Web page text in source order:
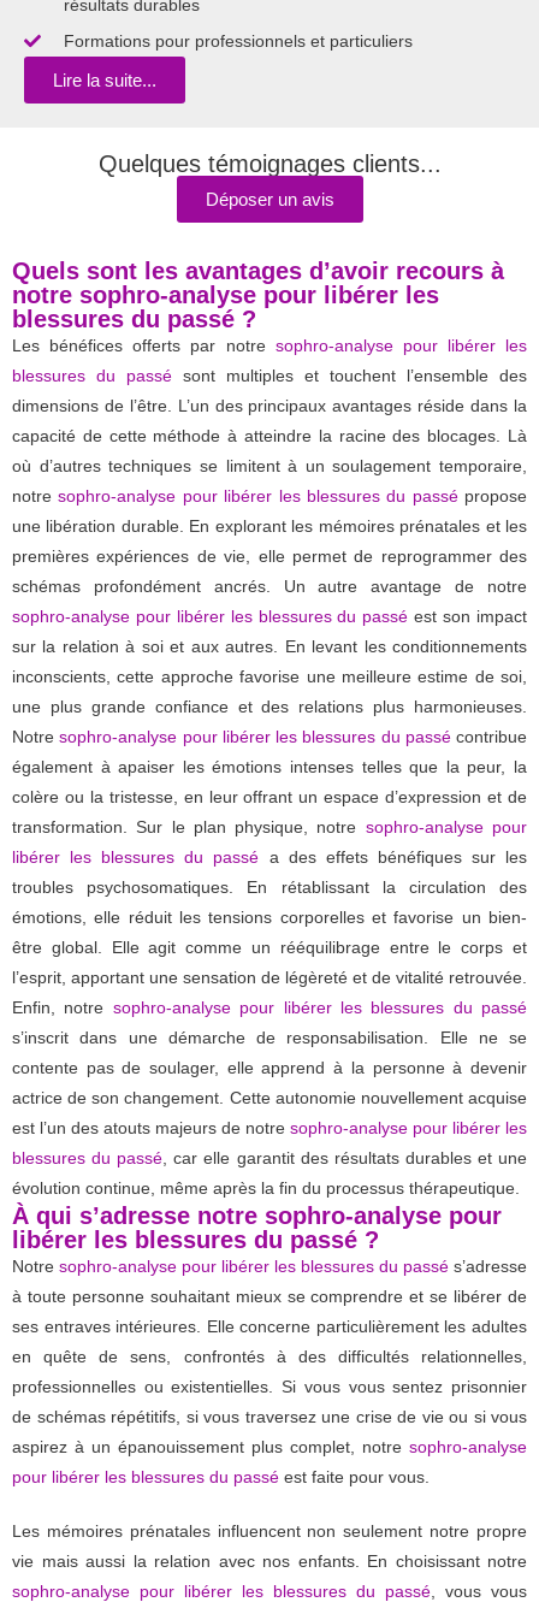
résultats durables
Formations pour professionnels et particuliers
Lire la suite...
Quelques témoignages clients...
Déposer un avis
Quels sont les avantages d’avoir recours à
notre sophro-analyse pour libérer les
blessures du passé ?
Les bénéfices offerts par notre sophro-analyse pour libérer les
blessures du passé sont multiples et touchent l’ensemble des
dimensions de l’être. L’un des principaux avantages réside dans la
capacité de cette méthode à atteindre la racine des blocages. Là
où d’autres techniques se limitent à un soulagement temporaire,
notresophro-analyse pour libérer les blessures du passépropose
une libération durable. En explorant les mémoires prénatales et les
premières expériences de vie, elle permet de reprogrammer des
schémas profondément ancrés. Un autre avantage de notre
sophro-analyse pour libérer les blessures du passé est son impact
sur la relation à soi et aux autres. En levant les conditionnements
inconscients, cette approche favorise une meilleure estime de soi,
une plus grande confiance et des relations plus harmonieuses.
Notresophro-analyse pour libérer les blessures du passécontribue
également à apaiser les émotions intenses telles que la peur, la
colère ou la tristesse, en leur offrant un espace d’expression et de
transformation. Sur le plan physique, notre sophro-analyse pour
libérer les blessures du passé a des effets bénéfiques sur les
troubles psychosomatiques. En rétablissant la circulation des
émotions, elle réduit les tensions corporelles et favorise un bien-
être global. Elle agit comme un rééquilibrage entre le corps et
l’esprit, apportant une sensation de légèreté et de vitalité retrouvée.
Enfin, notre sophro-analyse pour libérer les blessures du passé
s’inscrit dans une démarche de responsabilisation. Elle ne se
contente pas de soulager, elle apprend à la personne à devenir
actrice de son changement. Cette autonomie nouvellement acquise
est l’un des atouts majeurs de notre sophro-analyse pour libérer les
blessures du passé , car elle garantit des résultats durables et une
évolution continue, même après la fin du processus thérapeutique.
À qui s’adresse notre sophro-analyse pour
libérer les blessures du passé ?
Notre sophro-analyse pour libérer les blessures du passé s’adresse
à toute personne souhaitant mieux se comprendre et se libérer de
ses entraves intérieures. Elle concerne particulièrement les adultes
en quête de sens, confrontés à des difficultés relationnelles,
professionnelles ou existentielles. Si vous vous sentez prisonnier
de schémas répétitifs, si vous traversez une crise de vie ou si vous
aspirez à un épanouissement plus complet, notre sophro-analyse
pour libérer les blessures du passé est faite pour vous.
Les mémoires prénatales influencent non seulement notre propre
vie mais aussi la relation avec nos enfants. En choisissant notre
sophro-analyse pour libérer les blessures du passé , vous vous